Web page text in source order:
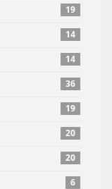
19
14
14
36
19
20
20
6